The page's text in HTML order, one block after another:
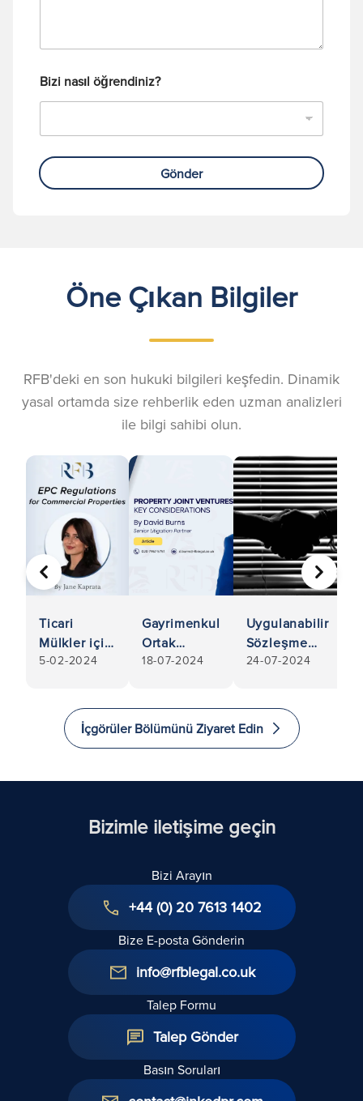
Bizi nasıl öğrendiniz?
Gönder
Öne Çıkan Bilgiler
RFB'deki en son hukuki bilgileri keşfedin. Dinamik
yasal ortamda size rehberlik eden uzman analizleri
ile bilgi sahibi olun.
Ticari
Mülkler için
EKB
5-02-2024
Gayrimenkul
Ortak
Girişimleri -
(Kılavuz)
18-07-2024
Uygulanabilir
Sözleşme
Rehberi: İş
Bağlayıcı
Olmasını Nasıl
24-07-2024
ÖNCEKI
İçgörüler Bölümünü Ziyaret Edin
Bizimle iletişime geçin
Bizi Arayın
+44 (0) 20 7613 1402
Bize E-posta Gönderin
info@rfblegal.co.uk
Talep Formu
Talep Gönder
Basın Soruları